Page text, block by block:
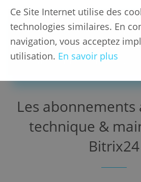
Pour vos projets dont la
d’anticiper vos besoins en
et maintenance, nous
avec des tarifs dégressifs.
Les
technique &
Bitrix24
Ce Site Internet utilise des
technologies similaires. En
navigation, vous acceptez
utilisation. En savoir plus